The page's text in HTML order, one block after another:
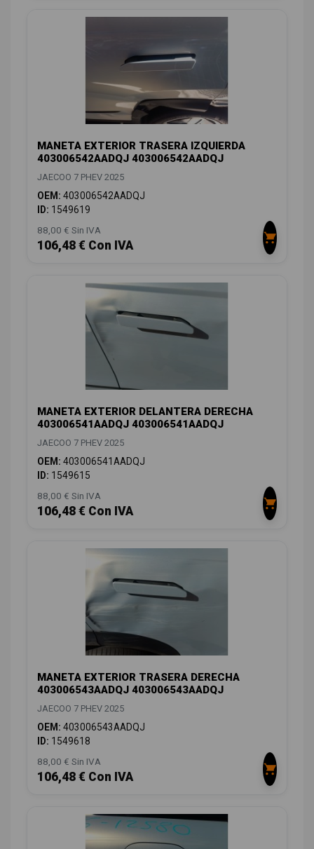
MANETA EXTERIOR TRASERA IZQUIERDA
403006542AADQJ 403006542AADQJ
JAECOO 7 PHEV 2025
OEM: 403006542AADQJ
ID: 1549619
88,00 € Sin IVA
106,48 € Con IVA
MANETA EXTERIOR DELANTERA DERECHA
403006541AADQJ 403006541AADQJ
JAECOO 7 PHEV 2025
OEM: 403006541AADQJ
ID: 1549615
88,00 € Sin IVA
106,48 € Con IVA
MANETA EXTERIOR TRASERA DERECHA
403006543AADQJ 403006543AADQJ
JAECOO 7 PHEV 2025
OEM: 403006543AADQJ
ID: 1549618
88,00 € Sin IVA
106,48 € Con IVA